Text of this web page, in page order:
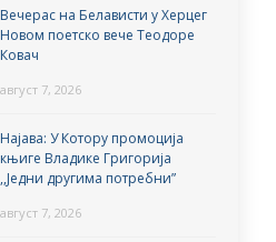
Вечерас на Белависти у Херцег
Новом поетско вече Теодоре
Ковач
август 7, 2026
Најава: У Котору промоција
књиге Владике Григорија
,,Једни другима потребни”
август 7, 2026